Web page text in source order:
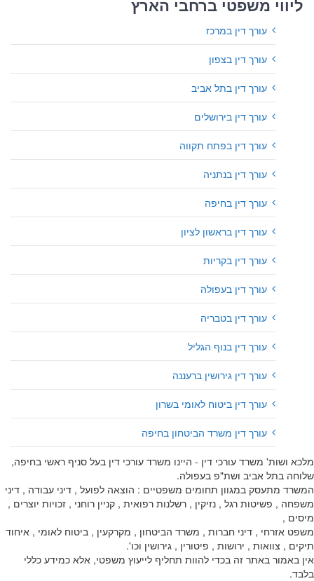
ליווי משפטי ברחבי הארץ
עורך דין במרכז
עורך דין בצפון
עורך דין בתל אביב
עורך דין בירושלים
עורך דין בפתח תקווה
עורך דין בנתניה
עורך דין בחיפה
עורך דין בראשון לציון
עורך דין בקריות
עורך דין בעפולה
עורך דין בטבריה
עורך דין בנוף הגליל
עורך דין גירושין ברעננה
עורך דין ביטוח לאומי בשרון
עורך דין משרד הביטחון בחיפה
מלכא ושות' משרד עורכי דין - היינו משרד עורכי דין בעל סניף ראשי בחיפה,
שלוחה בתל אביב ושת"פ בעפולה.
המשרד מתעסק במגוון תחומים משפטיים : הוצאה לפועל , דיני עבודה , דיני
משפחה , פשיטות רגל , נזיקין , רשלנות רפואית , קניין רוחני , זכויות יוצרים ,
מיסים ,
משפט אזרחי , דיני חברות , משרד הביטחון , מקרקעין , ביטוח לאומי , איחוד
תיקים , צוואות , ירושות , פיטורין , גירושין וכו'.
אין באמור באתר זה בכדי להוות תחליף לייעוץ משפטי, אלא כמידע כללי
בלבד.